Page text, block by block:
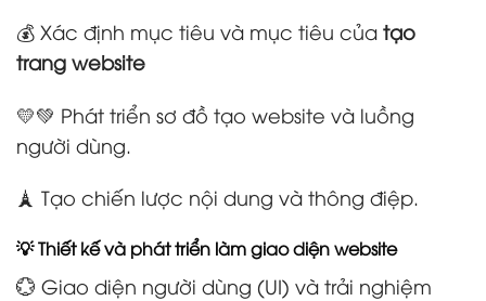
💰 Xác định mục tiêu và mục tiêu của tạo
trang website
💛💚 Phát triển sơ đồ tạo website và luồng
người dùng.
🗼 Tạo chiến lược nội dung và thông điệp.
💡 Thiết kế và phát triển làm giao diện website
💮 Giao diện người dùng (UI) và trải nghiệm